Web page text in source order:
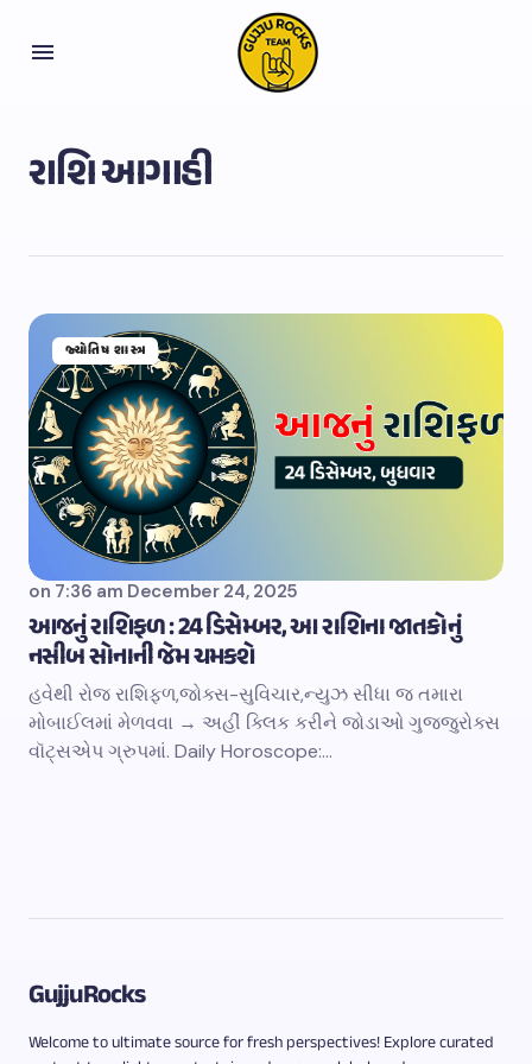
રાશિ આગાહી
જ્યોતિષ શાસ્ત્ર
on 7:36 am December 24, 2025
આજનું રાશિફળ : 24 ડિસેમ્બર, આ રાશિના જાતકોનું
નસીબ સોનાની જેમ ચમકશે
હવેથી રોજ રાશિફળ,જોક્સ-સુવિચાર,ન્યુઝ સીધા જ તમારા
મોબાઈલમાં મેળવવા → અહીં ક્લિક કરીને જોડાઓ ગુજ્જુરોક્સ
વૉટ્સએપ ગ્રુપમાં. Daily Horoscope:…
GujjuRocks
Welcome to ultimate source for fresh perspectives! Explore curated